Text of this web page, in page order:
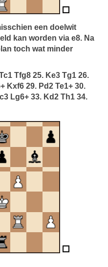
een doelwit
kan worden via e8. Na
toch wat minder
Tfg8 25. Ke3 Tg1 26.
Kxf6 29. Pd2 Te1+ 30.
Lg6+ 33. Kd2 Th1 34.